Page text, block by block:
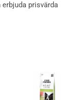
prisvärda